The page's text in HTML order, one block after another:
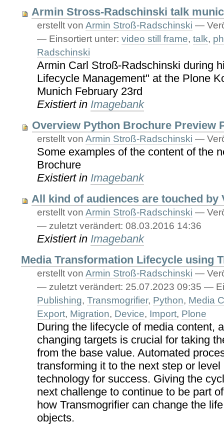
Armin Stross-Radschinski talk
erstellt vonArmin Stroß-Radschinski —
— Einsortiert unter:video still frame,talk,
Radschinski
Armin Carl Stroß-Radschinski during
Lifecycle Management" at the Plone
Munich February 23rd
Existiert in Imagebank
Overview Python Brochure Preview
erstellt vonArmin Stroß-Radschinski —
Some examples of the content of the
Brochure
Existiert in Imagebank
All kind of audiences are touched by
erstellt vonArmin Stroß-Radschinski —
— zuletzt verändert: 08.03.2016 14:36
Existiert in Imagebank
Media Transformation Lifecycle using
erstellt vonArmin Stroß-Radschinski —
— zuletzt verändert: 25.07.2023 09:35—
Publishing,Transmogrifier, Python, Media
Export, Migration, Device, Import, Plone
During the lifecycle of media content,
changing targets is crucial for taking
from the base value. Automated
transforming it to the next step or level
technology for success. Giving the
next challenge to continue to be part
how Transmogrifier can change the
objects.